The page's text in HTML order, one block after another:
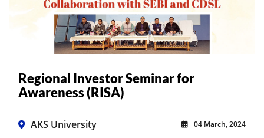
Regional Investor Seminar for
Awareness (RISA)
AKS University 04 March, 2024